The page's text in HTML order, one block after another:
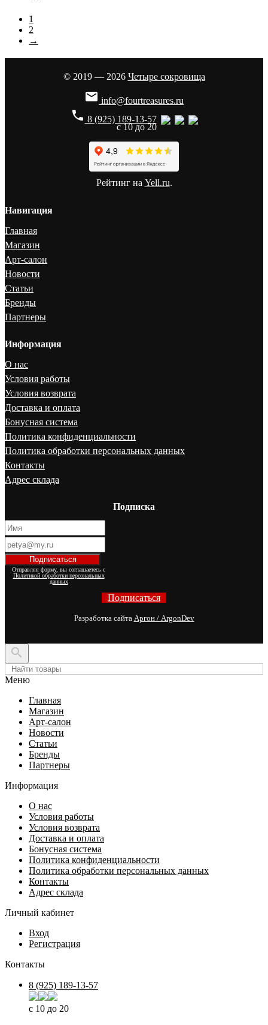
1
2
→
© 2019 — 2026 Четыре сокровища
 info@fourtreasures.ru
phone 8 (925) 189-13-57
с 10 до 20
Рейтинг на Yell.ru.
Навигация
Главная
Магазин
Арт-салон
Новости
Статьи
Бренды
Партнеры
Информация
О нас
Условия работы
Условия возврата
Доставка и оплата
Бонусная система
Политика конфиденциальности
Политика обработки персональных данных
Контакты
Адрес склада
Подписка
Отправляя форму, вы соглашаетесь с
Политикой обработки персональных
данных
Подписаться
Разработка сайта Аргон / ArgonDev

Меню
Главная
Магазин
Арт-салон
Новости
Статьи
Бренды
Партнеры
Информация
О нас
Условия работы
Условия возврата
Доставка и оплата
Бонусная система
Политика конфиденциальности
Политика обработки персональных данных
Контакты
Адрес склада
Личный кабинет
Вход
Регистрация
Контакты
8 (925) 189-13-57
с 10 до 20